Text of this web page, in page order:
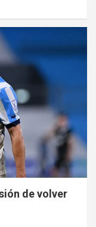
de volver